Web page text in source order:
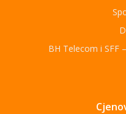
BH Telecom i SFF